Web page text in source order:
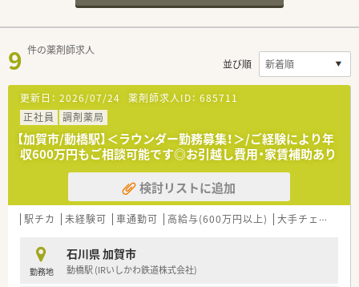
9 件の薬剤師求人
並び順
更新日： 2026/07/24 薬剤師求人ID： 685711
正社員
調剤薬局
【加賀市/動橋駅】＜ラウンダー勤務募集！＞/ご経験により年
収600万円もご相談可能です◎お引越し費用・家賃補助あり
検討リストに追加
駅チカ 未経験可 車通勤可 高給与(600万円以上) 大手チェーン以外
勤務地
石川県 加賀市
動橋駅 (IRいしかわ鉄道株式会社)